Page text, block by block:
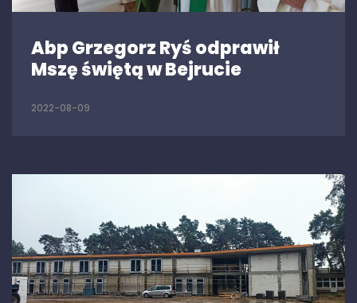
Abp Grzegorz Ryś odprawił
Mszę świętą w Bejrucie
2022-08-09